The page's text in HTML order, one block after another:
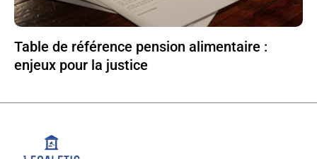
Table de référence pension alimentaire :
enjeux pour la justice